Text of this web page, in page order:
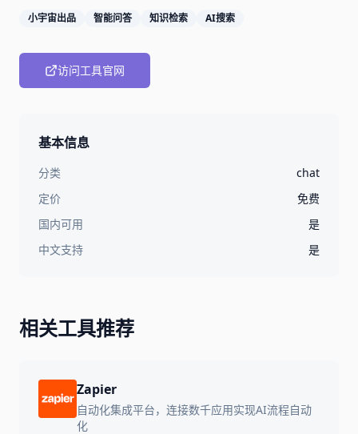
小宇宙出品 智能问答 知识检索 AI搜索
访问工具官网
基本信息
分类
chat
定价
免费
国内可用
是
中文支持
是
相关工具推荐
Zapier
自动化集成平台，连接数千应用实现AI流程自动
化